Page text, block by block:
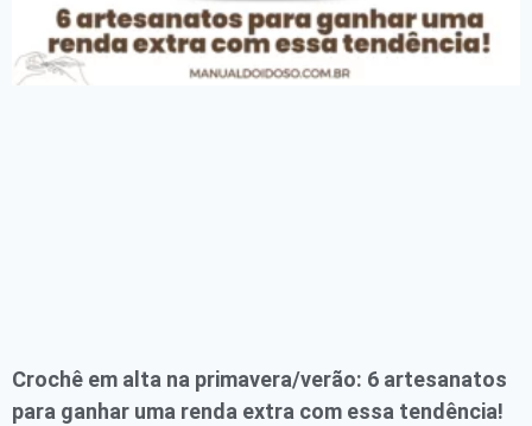
Crochê em alta na primavera/verão: 6 artesanatos
para ganhar uma renda extra com essa tendência!